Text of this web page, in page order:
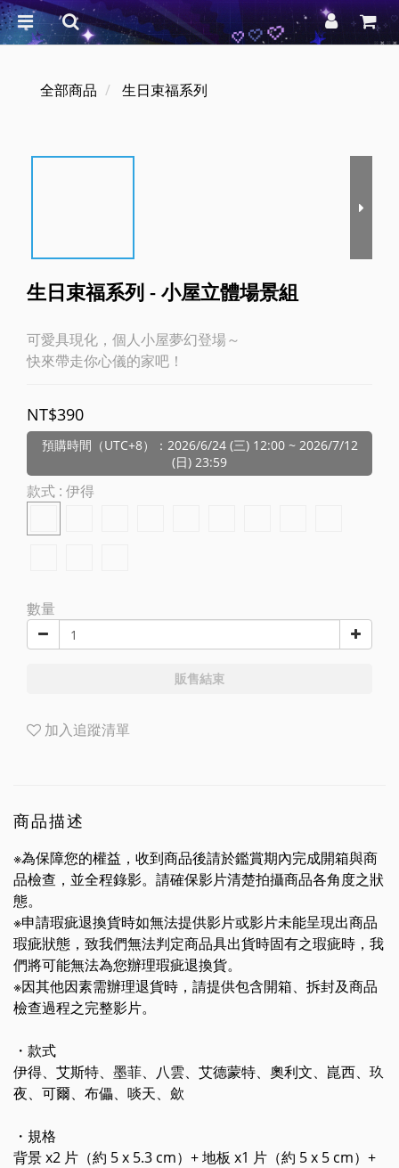
全部商品 生日束福系列
生日束福系列 - 小屋立體場景組
可愛具現化，個人小屋夢幻登場～
快來帶走你心儀的家吧！
NT$390
預購時間（UTC+8）：2026/6/24 (三) 12:00 ~ 2026/7/12
(日) 23:59
款式 : 伊得
數量
販售結束
加入追蹤清單
商品描述
※為保障您的權益，收到商品後請於鑑賞期內完成開箱與商
品檢查，並全程錄影。請確保影片清楚拍攝商品各角度之狀
態。
※申請瑕疵退換貨時如無法提供影片或影片未能呈現出商品
瑕疵狀態，致我們無法判定商品具出貨時固有之瑕疵時，我
們將可能無法為您辦理瑕疵退換貨。
※因其他因素需辦理退貨時，請提供包含開箱、拆封及商品
檢查過程之完整影片。
・款式
伊得、艾斯特、墨菲、八雲、艾德蒙特、奧利文、崑西、玖
夜、可爾、布儡、啖天、歛
・規格
背景 x2 片（約 5 x 5.3 cm）+ 地板 x1 片（約 5 x 5 cm）+